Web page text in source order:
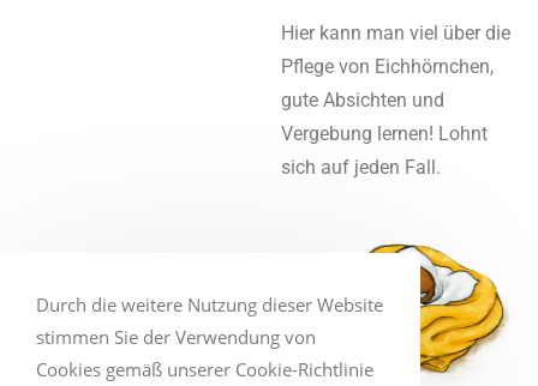
Hier kann man viel über die
Pflege von Eichhörnchen,
gute Absichten und
Vergebung lernen! Lohnt
sich auf jeden Fall.
Durch die weitere Nutzung dieser Website
stimmen Sie der Verwendung von
Cookies gemäß unserer Cookie-Richtlinie